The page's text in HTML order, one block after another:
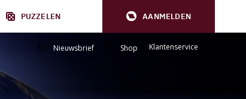
PUZZELEN AANMELDEN
Nieuwsbrief Shop Klantenservice